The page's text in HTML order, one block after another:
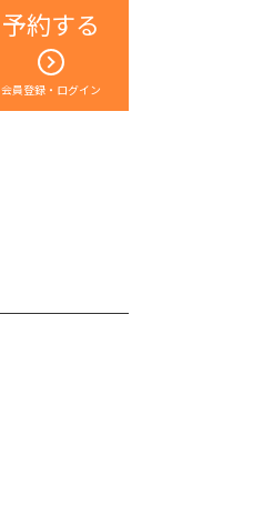
予約する
会員登録・ログイン